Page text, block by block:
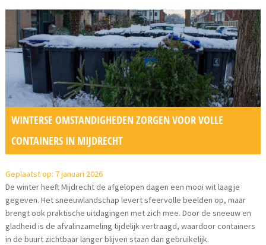
WINTERSE OMSTANDIGHEDEN ZORGEN VOOR VOLLE
CONTAINERS IN MIJDRECHT
Geplaatst op: 7 januari 2026
De winter heeft Mijdrecht de afgelopen dagen een mooi wit laagje
gegeven. Het sneeuwlandschap levert sfeervolle beelden op, maar
brengt ook praktische uitdagingen met zich mee. Door de sneeuw en
gladheid is de afvalinzameling tijdelijk vertraagd, waardoor containers
in de buurt zichtbaar langer blijven staan dan gebruikelijk.